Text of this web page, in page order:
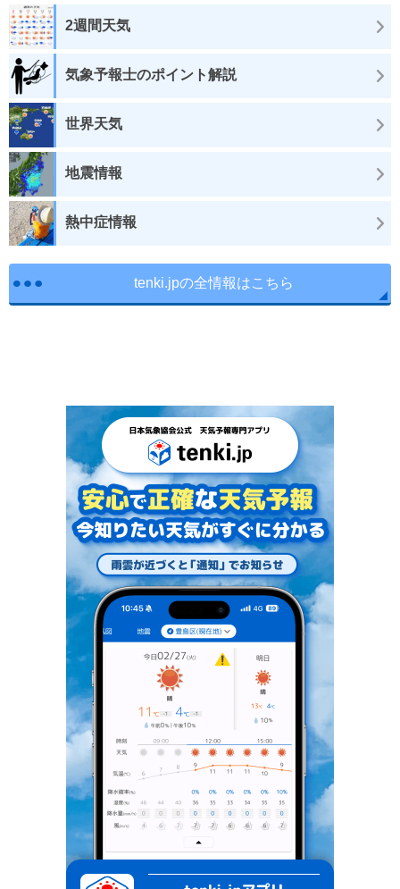
2週間天気
気象予報士のポイント解説
世界天気
地震情報
熱中症情報
tenki.jpの全情報はこちら